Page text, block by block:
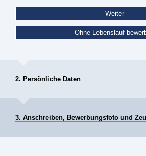
2. Persönliche Daten
3. Anschreiben, Bewerbungsfoto und